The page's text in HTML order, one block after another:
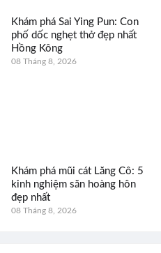
Khám phá Sai Ying Pun: Con
phố dốc nghẹt thở đẹp nhất
Hồng Kông
08 Tháng 8, 2026
Khám phá mũi cát Lăng Cô: 5
kinh nghiệm săn hoàng hôn
đẹp nhất
08 Tháng 8, 2026